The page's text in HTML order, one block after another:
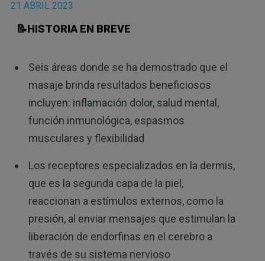
21 ABRIL 2023
📝HISTORIA EN BREVE
Seis áreas donde se ha demostrado que el
masaje brinda resultados beneficiosos
incluyen: inflamación dolor, salud mental,
función inmunológica, espasmos
musculares y flexibilidad
Los receptores especializados en la dermis,
que es la segunda capa de la piel,
reaccionan a estímulos externos, como la
presión, al enviar mensajes que estimulan la
liberación de endorfinas en el cerebro a
través de su sistema nervioso